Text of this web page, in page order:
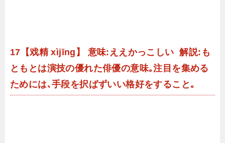
17【戏精 xìjīng】 意味:ええかっこしい 解説:も
ともとは演技の優れた俳優の意味｡注目を集める
ためには､手段を択ばずいい格好をすること｡